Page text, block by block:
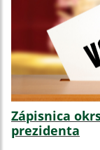
Zápisnica
prezidenta